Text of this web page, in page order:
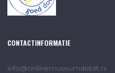
CONTACTINFORMATIE
info@onlinemuseumdebilt.nl